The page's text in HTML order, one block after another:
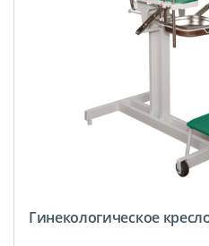
Гинекологическое